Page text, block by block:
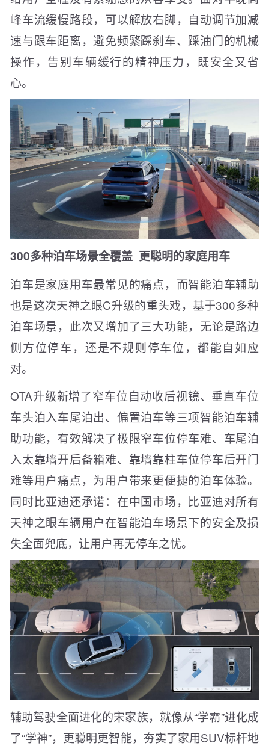
峰车流缓慢路段，可以解放右脚，自动调节加减
速与跟车距离，避免频繁踩刹车、踩油门的机械
操作，告别车辆缓行的精神压力，既安全又省
心。
300多种泊车场景全覆盖 更聪明的家庭用车
泊车是家庭用车最常见的痛点，而智能泊车辅助
也是这次天神之眼C升级的重头戏，基于300多种
泊车场景，此次又增加了三大功能，无论是路边
侧方位停车，还是不规则停车位，都能自如应
对。
OTA升级新增了窄车位自动收后视镜、垂直车位
车头泊入车尾泊出、偏置泊车等三项智能泊车辅
助功能，有效解决了极限窄车位停车难、车尾泊
入太靠墙开后备箱难、靠墙靠柱车位停车后开门
难等用户痛点，为用户带来更便捷的泊车体验。
同时比亚迪还承诺：在中国市场，比亚迪对所有
天神之眼车辆用户在智能泊车场景下的安全及损
失全面兜底，让用户再无停车之忧。
辅助驾驶全面进化的宋家族，就像从“学霸”进化成
了“学神”，更聪明更智能，夯实了家用SUV标杆地